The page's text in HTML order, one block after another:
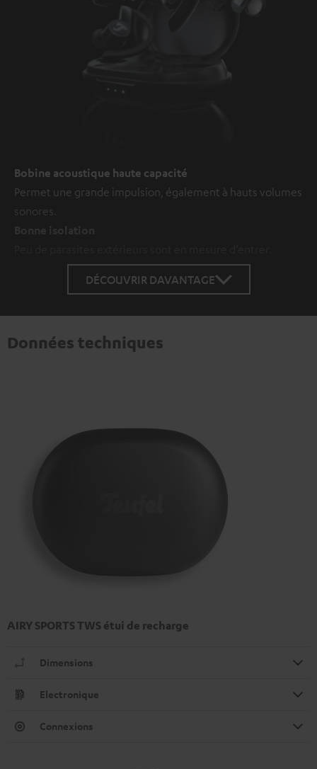
Bobine acoustique haute capacité
Permet une grande impulsion, également à hauts volumes
sonores.
Bonne isolation
DÉCOUVRIR DAVANTAGE
Données techniques
AIRY SPORTS TWS étui de recharge
Dimensions
Electronique
Connexions